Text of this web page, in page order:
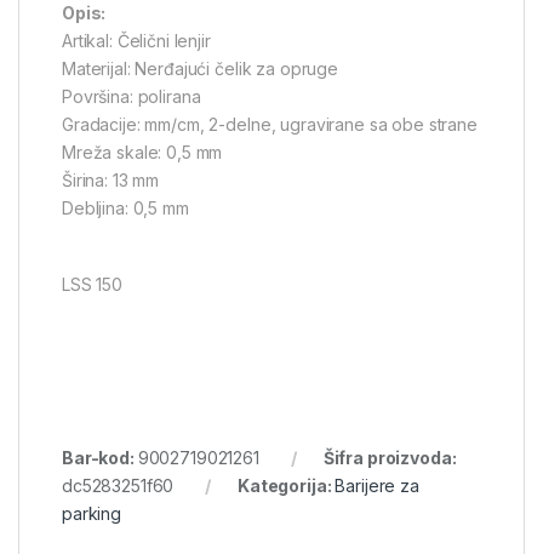
Opis:
Artikal: Čelični lenjir
Materijal: Nerđajući čelik za opruge
Površina: polirana
Gradacije: mm/cm, 2-delne, ugravirane sa obe strane
Mreža skale: 0,5 mm
Širina: 13 mm
Debljina: 0,5 mm
LSS 150
Bar-kod: 9002719021261
Šifra proizvoda:
dc5283251f60
Kategorija:Barijere za
parking